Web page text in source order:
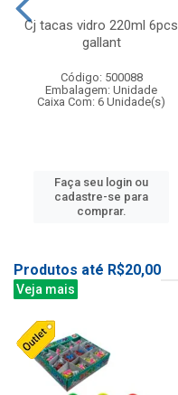
Cj tacas vidro 220ml 6pcs
gallant
Código: 500088
Embalagem: Unidade
Caixa Com: 6 Unidade(s)
Faça seu login ou
cadastre-se para
comprar.
Produtos até R$20,00
Veja mais